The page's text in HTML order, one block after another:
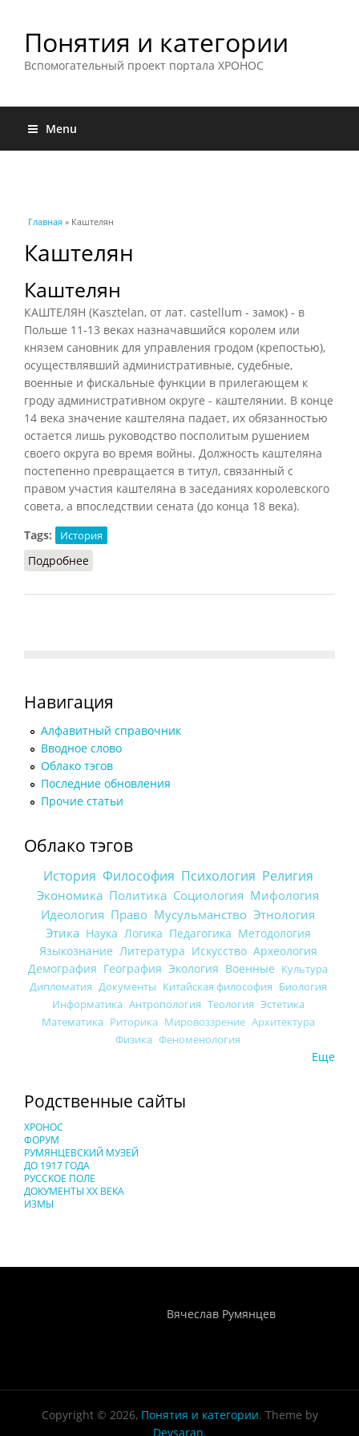
Понятия и категории
Вспомогательный проект портала ХРОНОС
Menu
Вы здесь
Главная » Каштелян
Каштелян
Каштелян
КАШТЕЛЯН (Kasztelan, от лат. castellum - замок) - в
Польше 11-13 веках назначавшийся королем или
князем сановник для управления гродом (крепостью),
осуществлявший административные, судебные,
военные и фискальные функции в прилегающем к
гроду административном округе - каштелянии. В конце
14 века значение каштеляна падает, их обязанностью
остается лишь руководство посполитым рушением
своего округа во время войны. Должность каштеляна
постепенно превращается в титул, связанный с
правом участия каштеляна в заседаниях королевского
совета, а впоследствии сената (до конца 18 века).
Tags:
История
Подробнее
Навигация
Алфавитный справочник
Вводное слово
Облако тэгов
Последние обновления
Прочие статьи
Облако тэгов
История Философия Психология Религия
Экономика Политика Социология Мифология
Идеология Право Мусульманство Этнология
Этика Наука Логика Педагогика Методология
Языкознание Литература Искусство Археология
Демография География Экология Военные Культура
Дипломатия Документы Китайская философия Биология
Информатика Антропология Теология Эстетика
Математика Риторика Мировоззрение Архитектура
Физика Феноменология
Еще
Родственные сайты
ХРОНОС
ФОРУМ
РУМЯНЦЕВСКИЙ МУЗЕЙ
ДО 1917 ГОДА
РУССКОЕ ПОЛЕ
ДОКУМЕНТЫ XX ВЕКА
ИЗМЫ
Вячеслав Румянцев
Copyright © 2026, Понятия и категории. Theme by
Devsaran.